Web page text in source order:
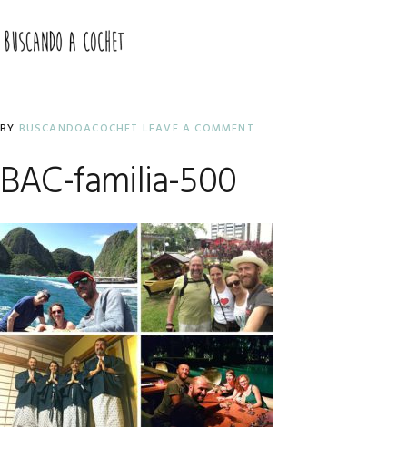
to
primary
to
main
to
primary
BY BUSCANDOACOCHET LEAVE A COMMENT
BAC-familia-500